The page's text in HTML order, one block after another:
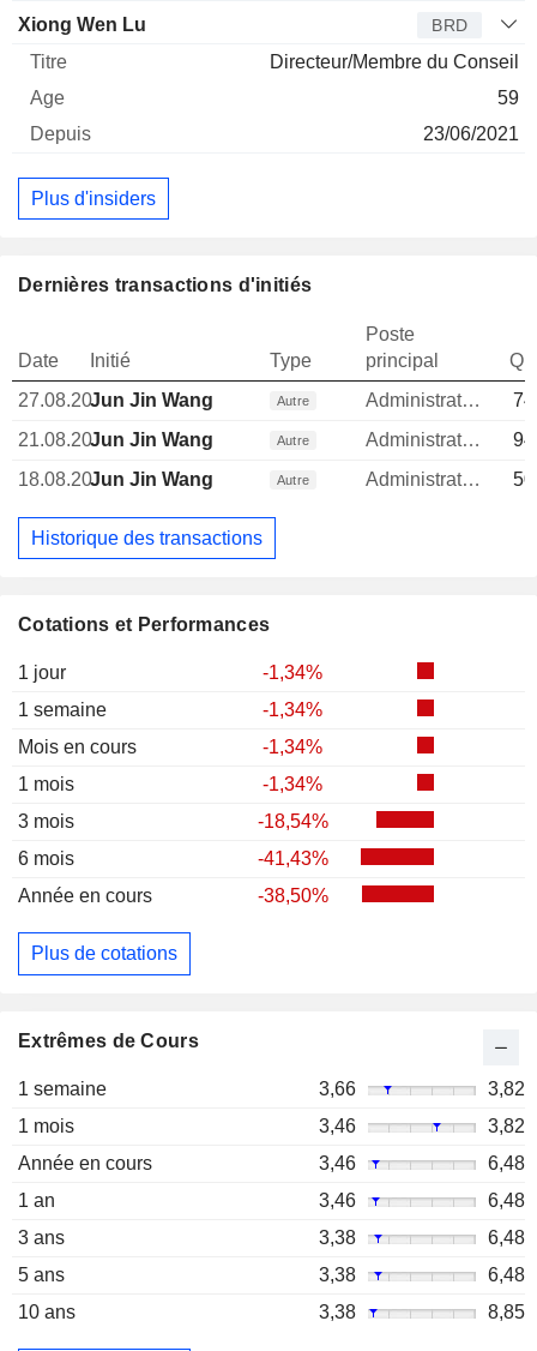
Cotations et Performances
1 jour
-1,34%
1 semaine
-1,34%
Mois en cours
-1,34%
1 mois
-1,34%
3 mois
-18,54%
6 mois
-41,43%
Année en cours
-38,50%
Plus de cotations
Extrêmes de Cours
1 semaine 3,66
3,82
1 mois
3,46
3,82
Année en cours
3,46
6,48
1 an
3,46
6,48
3 ans
3,38
6,48
5 ans
3,38
6,48
10 ans
3,38 8,85
Xiong Wen Lu BRD
Directeur/Membre du Conseil
59
23/06/2021
Plus d'insiders
Dernières transactions d'initiés
Date Initié Type
Poste
principal
27.08.20Jun Jin Wang Autre Administrateur
21.08.20Jun Jin Wang Autre Administrateur
18.08.20Jun Jin Wang Autre Administrateur
Historique des transactions